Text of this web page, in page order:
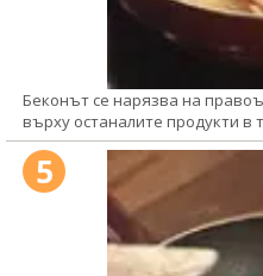
Беконът се нарязва на
върху останалите продукти в
5